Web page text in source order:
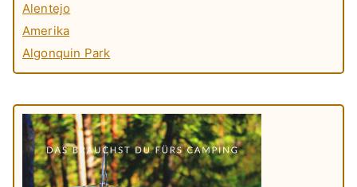
Alentejo
Amerika
Algonquin Park